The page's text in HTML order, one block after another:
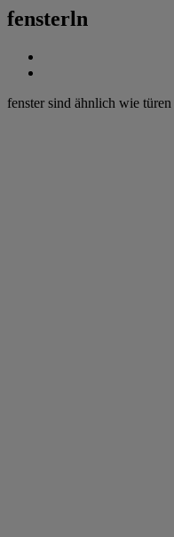
fensterln
fenster sind ähnlich wie